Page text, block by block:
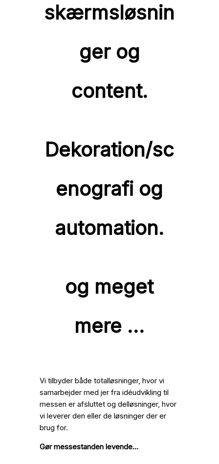
skærmsløsnin
ger og
content.
Dekoration/sc
enografi og
automation.
og meget
mere …
Vi tilbyder både totalløsninger, hvor vi
samarbejder med jer fra idéudvikling til
messen er afsluttet og delløsninger, hvor
vi leverer den eller de løsninger der er
brug for.
Gør messestanden levende…